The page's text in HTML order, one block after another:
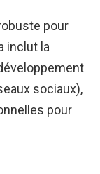
pour
inclut la
sociaux),
pour